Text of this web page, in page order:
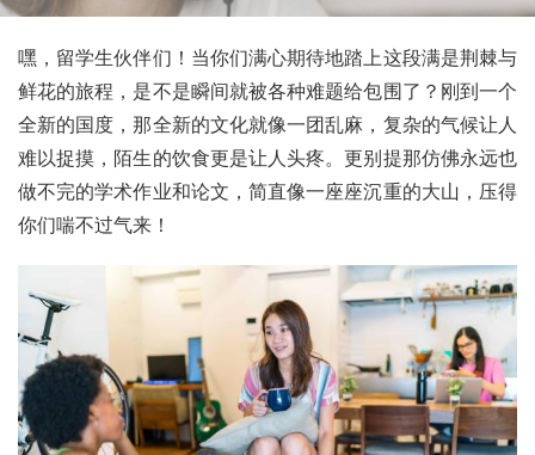
嘿，留学生伙伴们！当你们满心期待地踏上这段满是荆棘与
鲜花的旅程，是不是瞬间就被各种难题给包围了？刚到一个
全新的国度，那全新的文化就像一团乱麻，复杂的气候让人
难以捉摸，陌生的饮食更是让人头疼。更别提那仿佛永远也
做不完的学术作业和论文，简直像一座座沉重的大山，压得
你们喘不过气来！